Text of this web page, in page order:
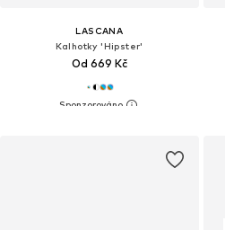
LASCANA
Kalhotky 'Hipster'
Od 669 Kč